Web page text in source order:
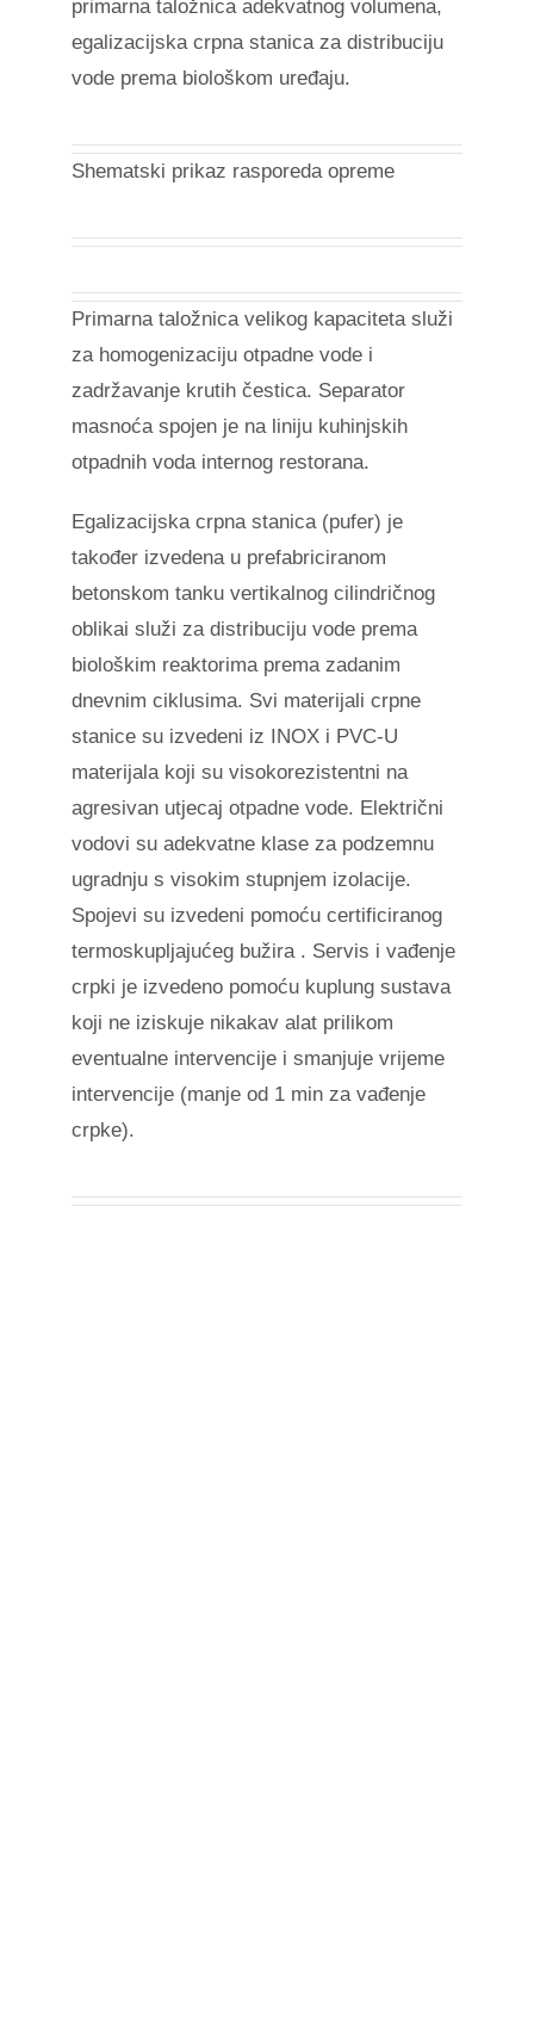
primarna taložnica adekvatnog volumena,
egalizacijska crpna stanica za distribuciju
vode prema biološkom uređaju.
Shematski prikaz rasporeda opreme
Primarna taložnica velikog kapaciteta služi
za homogenizaciju otpadne vode i
zadržavanje krutih čestica. Separator
masnoća spojen je na liniju kuhinjskih
otpadnih voda internog restorana.
Egalizacijska crpna stanica (pufer) je
također izvedena u prefabriciranom
betonskom tanku vertikalnog cilindričnog
oblikai služi za distribuciju vode prema
biološkim reaktorima prema zadanim
dnevnim ciklusima. Svi materijali crpne
stanice su izvedeni iz INOX i PVC-U
materijala koji su visokorezistentni na
agresivan utjecaj otpadne vode. Električni
vodovi su adekvatne klase za podzemnu
ugradnju s visokim stupnjem izolacije.
Spojevi su izvedeni pomoću certificiranog
termoskupljajućeg bužira . Servis i vađenje
crpki je izvedeno pomoću kuplung sustava
koji ne iziskuje nikakav alat prilikom
eventualne intervencije i smanjuje vrijeme
intervencije (manje od 1 min za vađenje
crpke).